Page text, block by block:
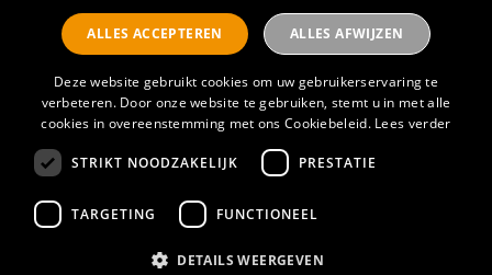
Hotelprofessionals
FAQ
Privacyverklaring
Contact
Gebruikersvoorwaarden
DUTCH
ENGLISH
Deze website gebruikt cookies om uw gebruikerservaring te
verbeteren. Door onze website te gebruiken, stemt u in met alle
cookies in overeenstemming met ons Cookiebeleid. Lees verder
STRIKT NOODZAKELIJK PRESTATIE
TARGETING FUNCTIONEEL
ALLES ACCEPTEREN ALLES AFWIJZEN
DETAILS WEERGEVEN